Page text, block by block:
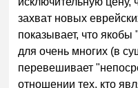
захват новых
показывает, что якобы
для очень многих (в
перевешивает
отношении тех, кто